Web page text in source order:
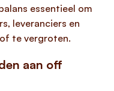
essentieel om
leveranciers en
te vergroten.
aan off